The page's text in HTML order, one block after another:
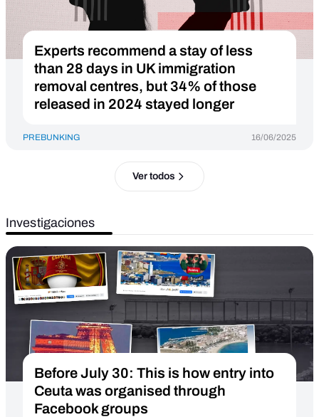
Experts recommend a stay of less
than 28 days in UK immigration
removal centres, but 34% of those
released in 2024 stayed longer
PREBUNKING 16/06/2025
Ver todos
Investigaciones
Before July 30: This is how entry into
Ceuta was organised through
Facebook groups